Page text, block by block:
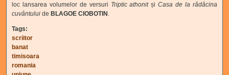
loc lansarea volumelor de versuri Triptic athonitșiCasa de la rădăcina
cuvântului de BLAGOE CIOBOTIN .
Tags:
scriitor
banat
timisoara
romania